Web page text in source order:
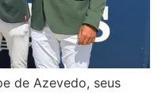
de Azevedo, seus